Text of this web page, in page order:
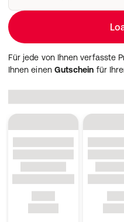
Espara GmbH, Franz-
Für jede von Ihnen verfasste
Ihnen einen Gutschein für